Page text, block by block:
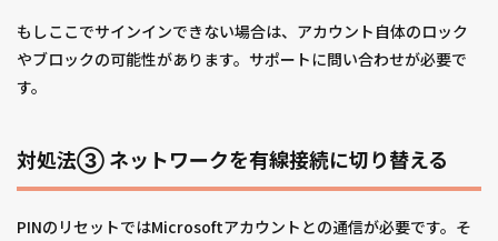
もしここでサインインできない場合は、アカウント自体のロック
やブロックの可能性があります。サポートに問い合わせが必要で
す。
対処法③ ネットワークを有線接続に切り替える
PINのリセットではMicrosoftアカウントとの通信が必要です。そ